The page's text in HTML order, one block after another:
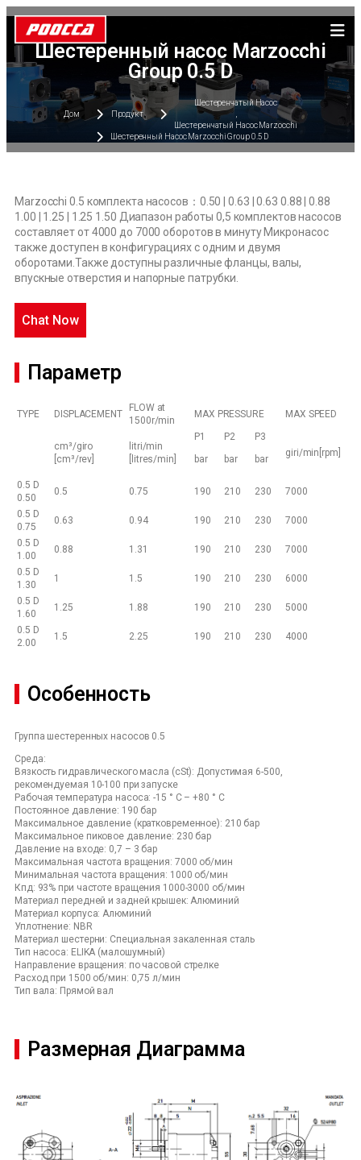
Шестеренный насос Marzocchi
Group 0.5 D
Дом Продукт
Шестеренчатый Насос
Шестеренчатый Насос Marzocchi
Шестеренный Насос Marzocchi Group 0.5 D
Marzocchi 0.5 комплекта насосов：0.50 | 0.63 | 0.63 0.88 | 0.88
1.00 | 1.25 | 1.25 1.50 Диапазон работы 0,5 комплектов насосов
составляет от 4000 до 7000 оборотов в минуту Микронасос
также доступен в конфигурациях с одним и двумя
оборотами.Также доступны различные фланцы, валы,
впускные отверстия и напорные патрубки.
Chat Now
Параметр
TYPE DISPLACEMENT
FLOW at
1500r/min
MAX PRESSURE MAX SPEED
cm³/giro
[cm³/rev]
litri/min
[litres/min]
P1
bar
P2
bar
P3
bar
giri/min[rpm]
0.5 D
0.50
0.5 0.75 190 210 230
7000
0.5 D
0.75
0.63 0.94 190 210 230
7000
0.5 D
1.00
0.88 1.31 190 210 230
7000
0.5 D
1.30
1 1.5 190 210 230
6000
0.5 D
1.60
1.25 1.88 190 210 230
5000
0.5 D
2.00
1.5 2.25 190 210 230 4000
Особенность
Группа шестеренных насосов 0.5
Среда:
Вязкость гидравлического масла (cSt): Допустимая 6-500,
рекомендуемая 10-100 при запуске
Рабочая температура насоса: -15 ° C – +80 ° C
Постоянное давление: 190 бар
Максимальное давление (кратковременное): 210 бар
Максимальное пиковое давление: 230 бар
Давление на входе: 0,7 – 3 бар
Максимальная частота вращения: 7000 об/мин
Минимальная частота вращения: 1000 об/мин
Кпд: 93% при частоте вращения 1000-3000 об/мин
Материал передней и задней крышек: Алюминий
Материал корпуса: Алюминий
Уплотнение: NBR
Материал шестерни: Специальная закаленная сталь
Тип насоса: ELIKA (малошумный)
Направление вращения: по часовой стрелке
Расход при 1500 об/мин: 0,75 л/мин
Тип вала: Прямой вал
Размерная Диаграмма